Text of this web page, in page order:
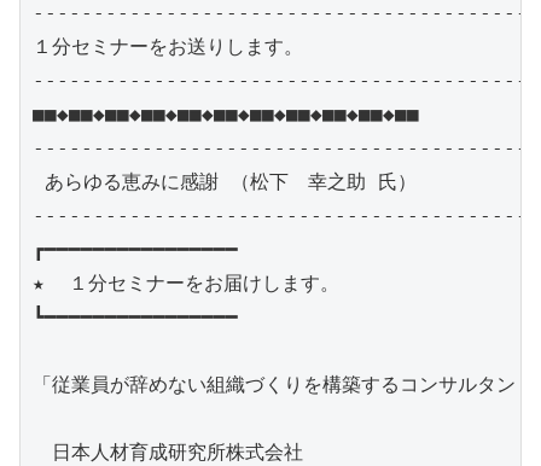
１分セミナーをお送りします。
■■◆■■◆■■◆■■◆■■◆■■◆■■◆■■◆■■◆■■◆■■
あらゆる恵みに感謝 （松下　幸之助 氏）
┏━━━━━━━━━━━━━━━━
★  １分セミナーをお届けします。
┗━━━━━━━━━━━━━━━━
「従業員が辞めない組織づくりを構築するコンサルタント
日本人材育成研究所株式会社